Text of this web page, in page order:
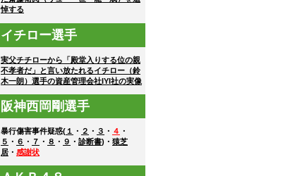
悼する
イチロー選手
実父チチローから「殿堂入りする位の親
不孝者だ」と言い放たれるイチロー（鈴
木一朗）選手の資産管理会社IYI社の実像
阪神西岡剛選手
暴行傷害事件疑惑( １ ・ ２ ・ ３ ・ ４ ・
５ ・ ６ ・ ７ ・ ８ ・ ９ ・ 診断書)・ 猿芝
居 ・ 感謝状